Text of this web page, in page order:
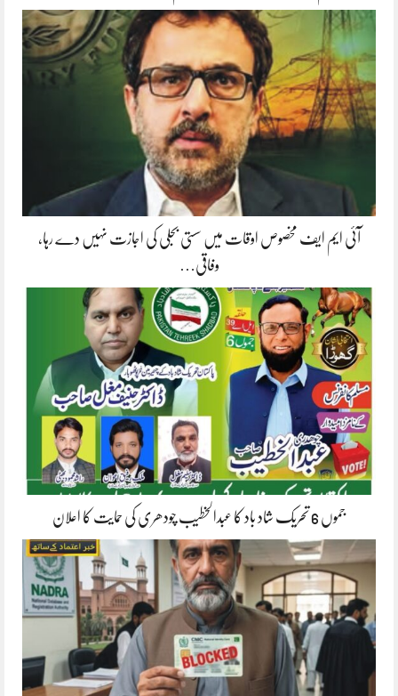
آئی ایم ایف مخصوص اوقات میں سستی بجلی کی اجازت نہیں دے رہا،
وفاقی…
جموں 6 تحریک شاد باد کا عبدالخطیب چودھری کی حمایت کا اعلان